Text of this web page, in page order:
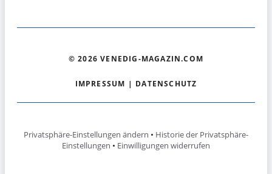
© 2026 VENEDIG-MAGAZIN.COM
IMPRESSUM | DATENSCHUTZ
Privatsphäre-Einstellungen ändern • Historie der Privatsphäre-
Einstellungen • Einwilligungen widerrufen